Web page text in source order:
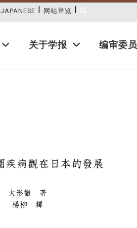
关于学报 编审委员
JAPANESE | 网站导览 |